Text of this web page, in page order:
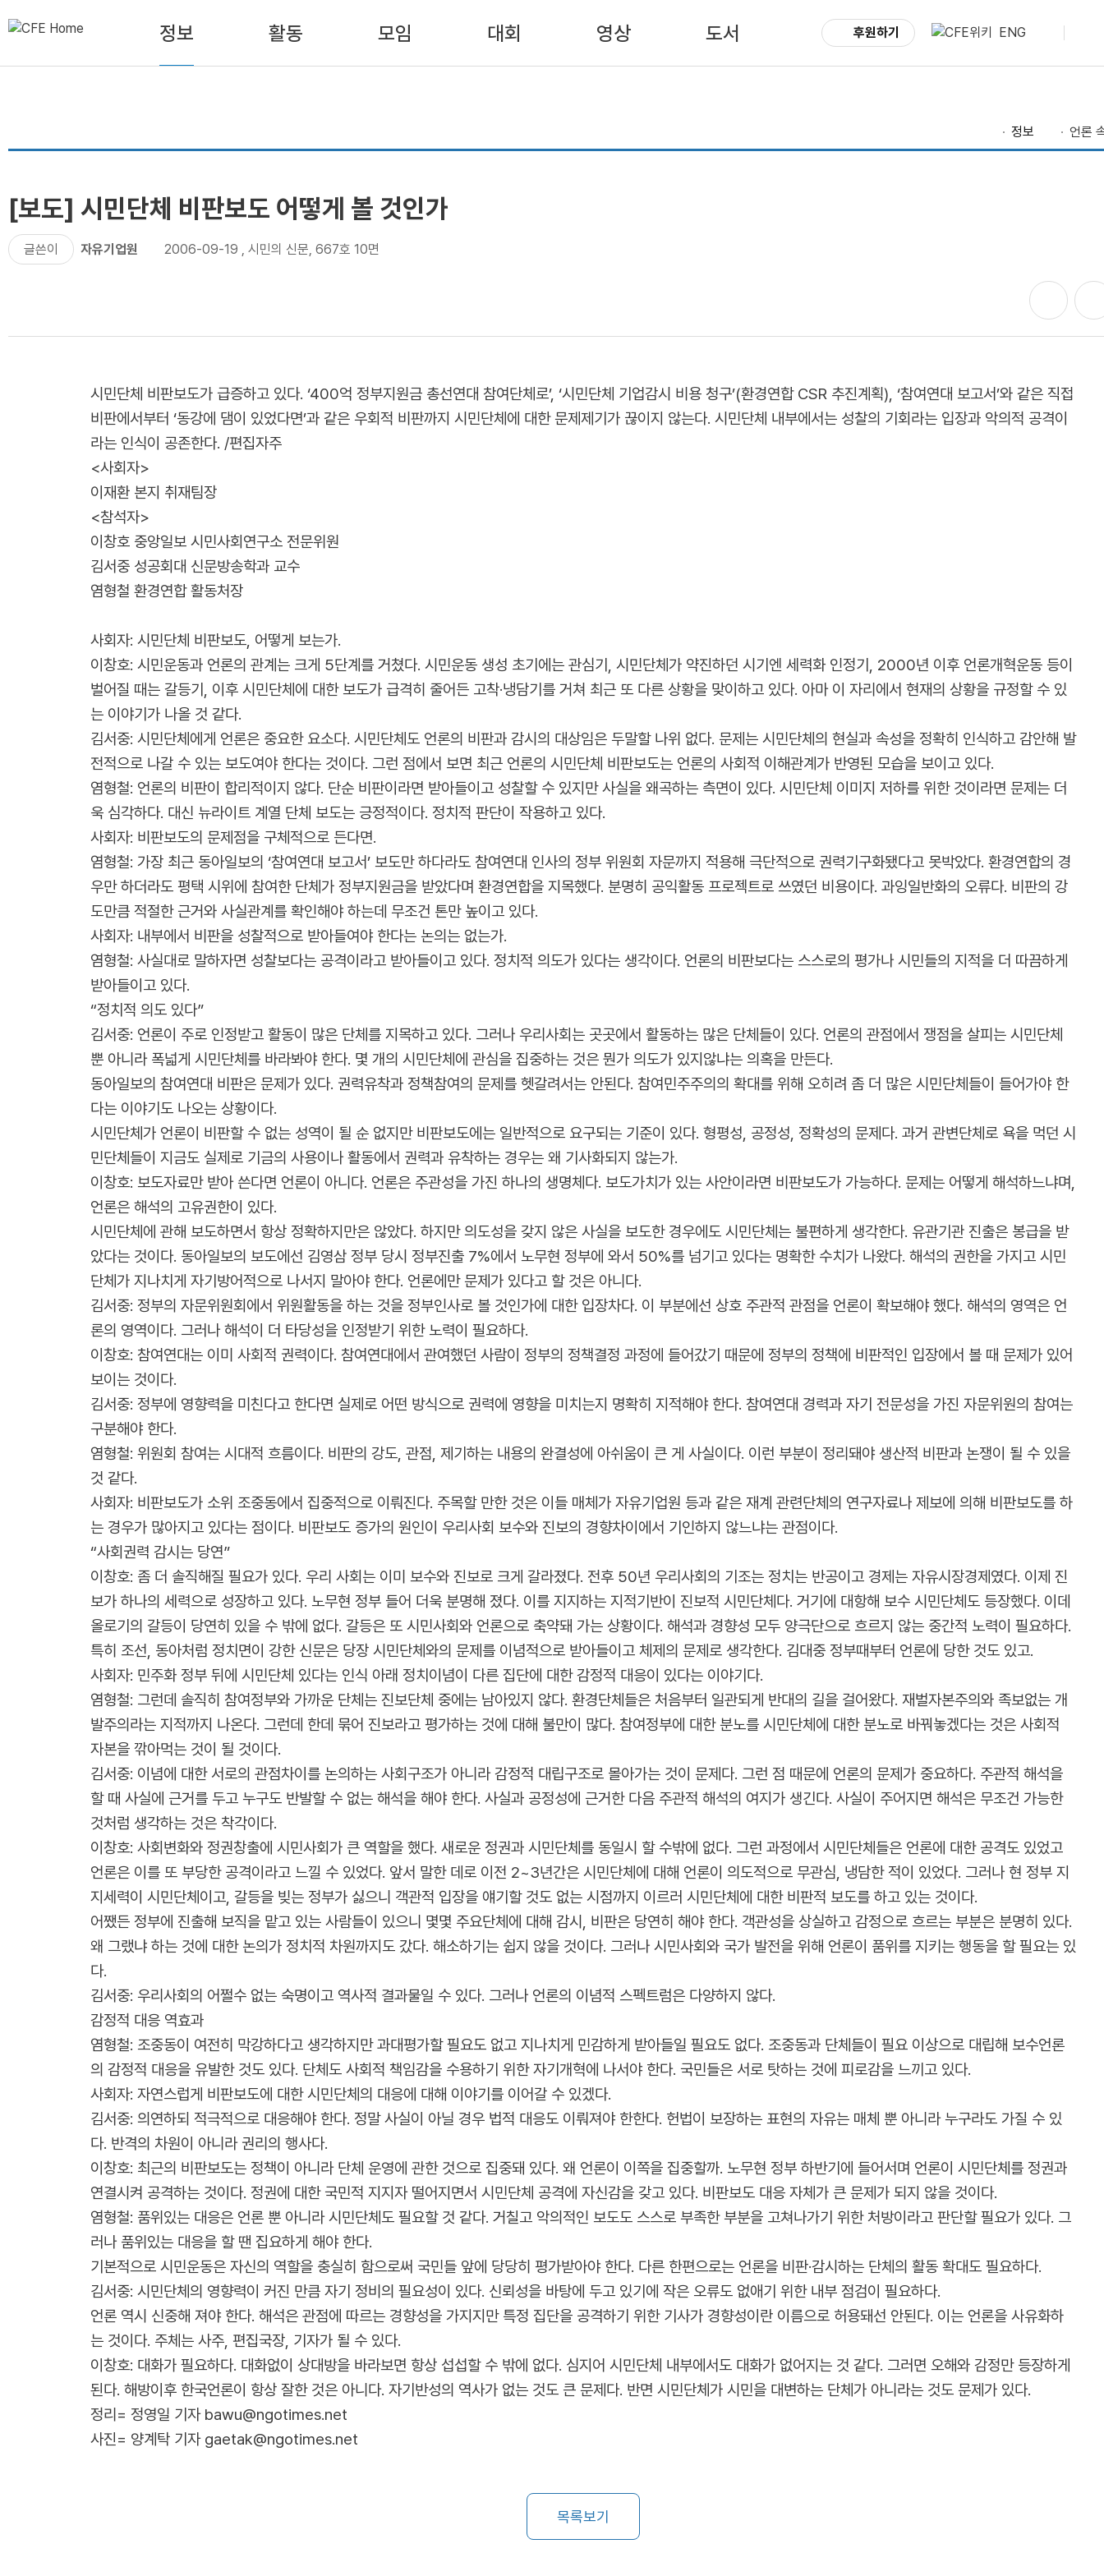
정보 활동 모임 대회 영상 도서 후원하기 ENG
정보 언론
[보도] 시민단체 비판보도 어떻게 볼 것인가
글쓴이 자유기업원 2006-09-19 , 시민의 신문, 667호 10면
시민단체 비판보도가 급증하고 있다. ‘400억 정부지원금 총선연대 참여단체로’, ‘시민단체 기업감시 비용 청구’(환경연합 CSR 추진계획), ‘참여연대 보고서’와 같은 직접
비판에서부터 ‘동강에 댐이 있었다면’과 같은 우회적 비판까지 시민단체에 대한 문제제기가 끊이지 않는다. 시민단체 내부에서는 성찰의 기회라는 입장과 악의적 공격이
라는 인식이 공존한다. /편집자주
<사회자>
이재환 본지 취재팀장
<참석자>
이창호 중앙일보 시민사회연구소 전문위원
김서중 성공회대 신문방송학과 교수
염형철 환경연합 활동처장
사회자: 시민단체 비판보도, 어떻게 보는가.
이창호: 시민운동과 언론의 관계는 크게 5단계를 거쳤다. 시민운동 생성 초기에는 관심기, 시민단체가 약진하던 시기엔 세력화 인정기, 2000년 이후 언론개혁운동 등이
벌어질 때는 갈등기, 이후 시민단체에 대한 보도가 급격히 줄어든 고착·냉담기를 거쳐 최근 또 다른 상황을 맞이하고 있다. 아마 이 자리에서 현재의 상황을 규정할 수 있
는 이야기가 나올 것 같다.
김서중: 시민단체에게 언론은 중요한 요소다. 시민단체도 언론의 비판과 감시의 대상임은 두말할 나위 없다. 문제는 시민단체의 현실과 속성을 정확히 인식하고 감안해 발
전적으로 나갈 수 있는 보도여야 한다는 것이다. 그런 점에서 보면 최근 언론의 시민단체 비판보도는 언론의 사회적 이해관계가 반영된 모습을 보이고 있다.
염형철: 언론의 비판이 합리적이지 않다. 단순 비판이라면 받아들이고 성찰할 수 있지만 사실을 왜곡하는 측면이 있다. 시민단체 이미지 저하를 위한 것이라면 문제는 더
욱 심각하다. 대신 뉴라이트 계열 단체 보도는 긍정적이다. 정치적 판단이 작용하고 있다.
사회자: 비판보도의 문제점을 구체적으로 든다면.
염형철: 가장 최근 동아일보의 ‘참여연대 보고서’ 보도만 하다라도 참여연대 인사의 정부 위원회 자문까지 적용해 극단적으로 권력기구화됐다고 못박았다. 환경연합의 경
우만 하더라도 평택 시위에 참여한 단체가 정부지원금을 받았다며 환경연합을 지목했다. 분명히 공익활동 프로젝트로 쓰였던 비용이다. 과잉일반화의 오류다. 비판의 강
도만큼 적절한 근거와 사실관계를 확인해야 하는데 무조건 톤만 높이고 있다.
사회자: 내부에서 비판을 성찰적으로 받아들여야 한다는 논의는 없는가.
염형철: 사실대로 말하자면 성찰보다는 공격이라고 받아들이고 있다. 정치적 의도가 있다는 생각이다. 언론의 비판보다는 스스로의 평가나 시민들의 지적을 더 따끔하게
받아들이고 있다.
“정치적 의도 있다”
김서중: 언론이 주로 인정받고 활동이 많은 단체를 지목하고 있다. 그러나 우리사회는 곳곳에서 활동하는 많은 단체들이 있다. 언론의 관점에서 쟁점을 살피는 시민단체
뿐 아니라 폭넓게 시민단체를 바라봐야 한다. 몇 개의 시민단체에 관심을 집중하는 것은 뭔가 의도가 있지않냐는 의혹을 만든다.
동아일보의 참여연대 비판은 문제가 있다. 권력유착과 정책참여의 문제를 헷갈려서는 안된다. 참여민주주의의 확대를 위해 오히려 좀 더 많은 시민단체들이 들어가야 한
다는 이야기도 나오는 상황이다.
시민단체가 언론이 비판할 수 없는 성역이 될 순 없지만 비판보도에는 일반적으로 요구되는 기준이 있다. 형평성, 공정성, 정확성의 문제다. 과거 관변단체로 욕을 먹던 시
민단체들이 지금도 실제로 기금의 사용이나 활동에서 권력과 유착하는 경우는 왜 기사화되지 않는가.
이창호: 보도자료만 받아 쓴다면 언론이 아니다. 언론은 주관성을 가진 하나의 생명체다. 보도가치가 있는 사안이라면 비판보도가 가능하다. 문제는 어떻게 해석하느냐며,
언론은 해석의 고유권한이 있다.
시민단체에 관해 보도하면서 항상 정확하지만은 않았다. 하지만 의도성을 갖지 않은 사실을 보도한 경우에도 시민단체는 불편하게 생각한다. 유관기관 진출은 봉급을 받
았다는 것이다. 동아일보의 보도에선 김영삼 정부 당시 정부진출 7%에서 노무현 정부에 와서 50%를 넘기고 있다는 명확한 수치가 나왔다. 해석의 권한을 가지고 시민
단체가 지나치게 자기방어적으로 나서지 말아야 한다. 언론에만 문제가 있다고 할 것은 아니다.
김서중: 정부의 자문위원회에서 위원활동을 하는 것을 정부인사로 볼 것인가에 대한 입장차다. 이 부분에선 상호 주관적 관점을 언론이 확보해야 했다. 해석의 영역은 언
론의 영역이다. 그러나 해석이 더 타당성을 인정받기 위한 노력이 필요하다.
이창호: 참여연대는 이미 사회적 권력이다. 참여연대에서 관여했던 사람이 정부의 정책결정 과정에 들어갔기 때문에 정부의 정책에 비판적인 입장에서 볼 때 문제가 있어
보이는 것이다.
김서중: 정부에 영향력을 미친다고 한다면 실제로 어떤 방식으로 권력에 영향을 미치는지 명확히 지적해야 한다. 참여연대 경력과 자기 전문성을 가진 자문위원의 참여는
구분해야 한다.
염형철: 위원회 참여는 시대적 흐름이다. 비판의 강도, 관점, 제기하는 내용의 완결성에 아쉬움이 큰 게 사실이다. 이런 부분이 정리돼야 생산적 비판과 논쟁이 될 수 있을
것 같다.
사회자: 비판보도가 소위 조중동에서 집중적으로 이뤄진다. 주목할 만한 것은 이들 매체가 자유기업원 등과 같은 재계 관련단체의 연구자료나 제보에 의해 비판보도를 하
는 경우가 많아지고 있다는 점이다. 비판보도 증가의 원인이 우리사회 보수와 진보의 경향차이에서 기인하지 않느냐는 관점이다.
“사회권력 감시는 당연”
이창호: 좀 더 솔직해질 필요가 있다. 우리 사회는 이미 보수와 진보로 크게 갈라졌다. 전후 50년 우리사회의 기조는 정치는 반공이고 경제는 자유시장경제였다. 이제 진
보가 하나의 세력으로 성장하고 있다. 노무현 정부 들어 더욱 분명해 졌다. 이를 지지하는 지적기반이 진보적 시민단체다. 거기에 대항해 보수 시민단체도 등장했다. 이데
올로기의 갈등이 당연히 있을 수 밖에 없다. 갈등은 또 시민사회와 언론으로 축약돼 가는 상황이다. 해석과 경향성 모두 양극단으로 흐르지 않는 중간적 노력이 필요하다.
특히 조선, 동아처럼 정치면이 강한 신문은 당장 시민단체와의 문제를 이념적으로 받아들이고 체제의 문제로 생각한다. 김대중 정부때부터 언론에 당한 것도 있고.
사회자: 민주화 정부 뒤에 시민단체 있다는 인식 아래 정치이념이 다른 집단에 대한 감정적 대응이 있다는 이야기다.
염형철: 그런데 솔직히 참여정부와 가까운 단체는 진보단체 중에는 남아있지 않다. 환경단체들은 처음부터 일관되게 반대의 길을 걸어왔다. 재벌자본주의와 족보없는 개
발주의라는 지적까지 나온다. 그런데 한데 묶어 진보라고 평가하는 것에 대해 불만이 많다. 참여정부에 대한 분노를 시민단체에 대한 분노로 바꿔놓겠다는 것은 사회적
자본을 깎아먹는 것이 될 것이다.
김서중: 이념에 대한 서로의 관점차이를 논의하는 사회구조가 아니라 감정적 대립구조로 몰아가는 것이 문제다. 그런 점 때문에 언론의 문제가 중요하다. 주관적 해석을
할 때 사실에 근거를 두고 누구도 반발할 수 없는 해석을 해야 한다. 사실과 공정성에 근거한 다음 주관적 해석의 여지가 생긴다. 사실이 주어지면 해석은 무조건 가능한
것처럼 생각하는 것은 착각이다.
이창호: 사회변화와 정권창출에 시민사회가 큰 역할을 했다. 새로운 정권과 시민단체를 동일시 할 수밖에 없다. 그런 과정에서 시민단체들은 언론에 대한 공격도 있었고
언론은 이를 또 부당한 공격이라고 느낄 수 있었다. 앞서 말한 데로 이전 2~3년간은 시민단체에 대해 언론이 의도적으로 무관심, 냉담한 적이 있었다. 그러나 현 정부 지
지세력이 시민단체이고, 갈등을 빚는 정부가 싫으니 객관적 입장을 얘기할 것도 없는 시점까지 이르러 시민단체에 대한 비판적 보도를 하고 있는 것이다.
어쨌든 정부에 진출해 보직을 맡고 있는 사람들이 있으니 몇몇 주요단체에 대해 감시, 비판은 당연히 해야 한다. 객관성을 상실하고 감정으로 흐르는 부분은 분명히 있다.
왜 그랬냐 하는 것에 대한 논의가 정치적 차원까지도 갔다. 해소하기는 쉽지 않을 것이다. 그러나 시민사회와 국가 발전을 위해 언론이 품위를 지키는 행동을 할 필요는 있
다.
김서중: 우리사회의 어쩔수 없는 숙명이고 역사적 결과물일 수 있다. 그러나 언론의 이념적 스펙트럼은 다양하지 않다.
감정적 대응 역효과
염형철: 조중동이 여전히 막강하다고 생각하지만 과대평가할 필요도 없고 지나치게 민감하게 받아들일 필요도 없다. 조중동과 단체들이 필요 이상으로 대립해 보수언론
의 감정적 대응을 유발한 것도 있다. 단체도 사회적 책임감을 수용하기 위한 자기개혁에 나서야 한다. 국민들은 서로 탓하는 것에 피로감을 느끼고 있다.
사회자: 자연스럽게 비판보도에 대한 시민단체의 대응에 대해 이야기를 이어갈 수 있겠다.
김서중: 의연하되 적극적으로 대응해야 한다. 정말 사실이 아닐 경우 법적 대응도 이뤄져야 한한다. 헌법이 보장하는 표현의 자유는 매체 뿐 아니라 누구라도 가질 수 있
다. 반격의 차원이 아니라 권리의 행사다.
이창호: 최근의 비판보도는 정책이 아니라 단체 운영에 관한 것으로 집중돼 있다. 왜 언론이 이쪽을 집중할까. 노무현 정부 하반기에 들어서며 언론이 시민단체를 정권과
연결시켜 공격하는 것이다. 정권에 대한 국민적 지지자 떨어지면서 시민단체 공격에 자신감을 갖고 있다. 비판보도 대응 자체가 큰 문제가 되지 않을 것이다.
염형철: 품위있는 대응은 언론 뿐 아니라 시민단체도 필요할 것 같다. 거칠고 악의적인 보도도 스스로 부족한 부분을 고쳐나가기 위한 처방이라고 판단할 필요가 있다. 그
러나 품위있는 대응을 할 땐 집요하게 해야 한다.
기본적으로 시민운동은 자신의 역할을 충실히 함으로써 국민들 앞에 당당히 평가받아야 한다. 다른 한편으로는 언론을 비판·감시하는 단체의 활동 확대도 필요하다.
김서중: 시민단체의 영향력이 커진 만큼 자기 정비의 필요성이 있다. 신뢰성을 바탕에 두고 있기에 작은 오류도 없애기 위한 내부 점검이 필요하다.
언론 역시 신중해 져야 한다. 해석은 관점에 따르는 경향성을 가지지만 특정 집단을 공격하기 위한 기사가 경향성이란 이름으로 허용돼선 안된다. 이는 언론을 사유화하
는 것이다. 주체는 사주, 편집국장, 기자가 될 수 있다.
이창호: 대화가 필요하다. 대화없이 상대방을 바라보면 항상 섭섭할 수 밖에 없다. 심지어 시민단체 내부에서도 대화가 없어지는 것 같다. 그러면 오해와 감정만 등장하게
된다. 해방이후 한국언론이 항상 잘한 것은 아니다. 자기반성의 역사가 없는 것도 큰 문제다. 반면 시민단체가 시민을 대변하는 단체가 아니라는 것도 문제가 있다.
정리= 정영일 기자 bawu@ngotimes.net
사진= 양계탁 기자 gaetak@ngotimes.net
목록보기